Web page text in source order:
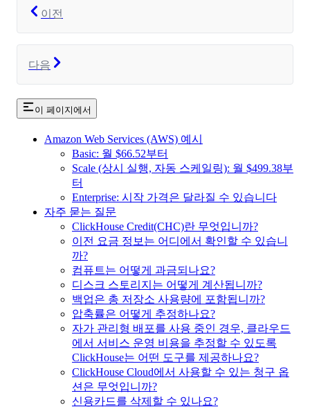
이전
다음
이 페이지에서
Amazon Web Services (AWS) 예시
Basic: 월 $66.52부터
Scale (상시 실행, 자동 스케일링): 월 $499.38부
터
Enterprise: 시작 가격은 달라질 수 있습니다
자주 묻는 질문
ClickHouse Credit(CHC)란 무엇입니까?
이전 요금 정보는 어디에서 확인할 수 있습니
까?
컴퓨트는 어떻게 과금되나요?
디스크 스토리지는 어떻게 계산됩니까?
백업은 총 저장소 사용량에 포함됩니까?
압축률은 어떻게 추정하나요?
자가 관리형 배포를 사용 중인 경우, 클라우드
에서 서비스 운영 비용을 추정할 수 있도록
ClickHouse는 어떤 도구를 제공하나요?
ClickHouse Cloud에서 사용할 수 있는 청구 옵
션은 무엇입니까?
신용카드를 삭제할 수 있나요?